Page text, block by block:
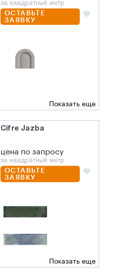
за квадратный метр
ОСТАВЬТЕ
ЗАЯВКУ
Показать еще
Cifre Jazba
цена по запросу
за квадратный метр
ОСТАВЬТЕ
ЗАЯВКУ
Показать еще